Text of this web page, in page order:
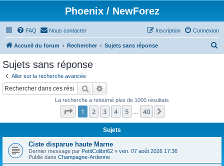
Phoenix / NewForez
FAQ Nous contacter Connexion
Inscription
Accueil du forum Rechercher Sujets sans réponse
Sujets sans réponse
Aller sur la recherche avancée
Rechercher
La recherche a retourné plus de 1000 résultats
Page 1sur40
1 2 3 4 5 40
Sujets
Ciste disparue haute Marne
Dernier message par PetitColibri62 « ven. 07 août 2026 17:36
Publié dans Champagne-Ardenne